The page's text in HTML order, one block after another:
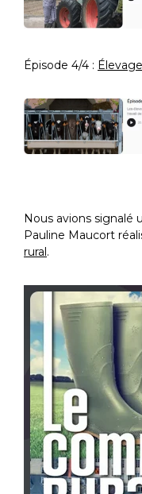
Épisode 4/4 :
Nous avions signalé
Pauline Maucort
rural.